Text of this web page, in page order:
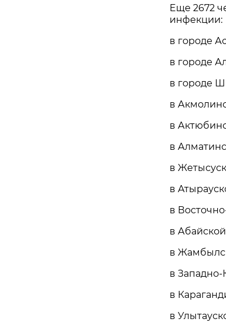
Еще 2672
инфекции:
в городе
в городе
в городе
в
в
в
в
в
в
в Абайской
в
в Западно-
в
в